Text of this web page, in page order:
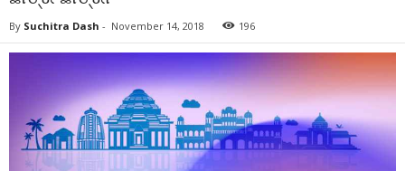
By Suchitra Dash - November 14, 2018 196